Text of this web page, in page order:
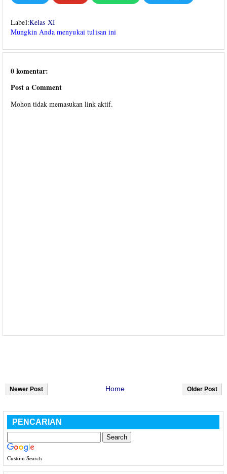
Label:Kelas XI
Mungkin Anda menyukai tulisan ini
0 komentar:
Post a Comment
Mohon tidak memasukan link aktif.
Newer Post Older Post
Home
PENCARIAN
Custom Search